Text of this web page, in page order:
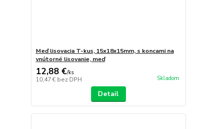
Meď lisovacia T-kus, 15x18x15mm, s koncami na
vnútorné lisovanie, meď
12,88 €/ks
10,47 € bez DPH Skladom
Detail